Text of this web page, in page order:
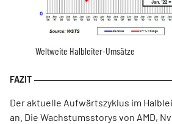
Weltweite Halbleiter-Umsätze
Der aktuelle Aufwärtszyklus im
an. Die Wachstumsstorys von AMD,